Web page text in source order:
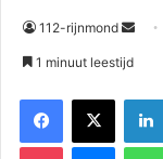
112-rijnmond
1 minuut leestijd
Facebook X LinkedIn
Pocket Messenger WhatsApp